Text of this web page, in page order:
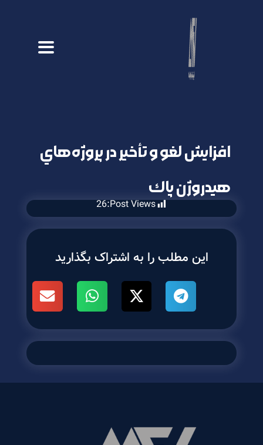
افزايش لغو و تأخير در پروژه‌هاي
هيدروژن پاك
Post Views:
26
این مطلب را به اشتراک بگذارید